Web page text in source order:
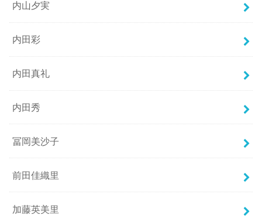
内山夕実
内田彩
内田真礼
内田秀
冨岡美沙子
前田佳織里
加藤英美里